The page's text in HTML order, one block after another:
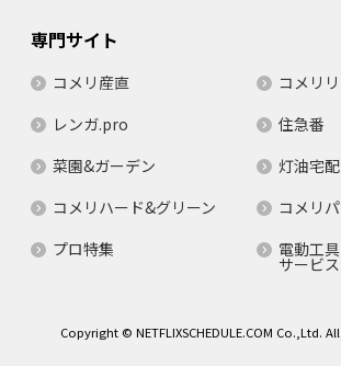
専門サイト
コメリ産直
コメリ
レンガ.pro
住急番
菜園&ガーデン
灯油宅配
コメリハード&グリーン
コメリ
プロ特集
電動工
サービス
Copyright © NETFLIXSCHEDULE.COM Co.,Ltd.